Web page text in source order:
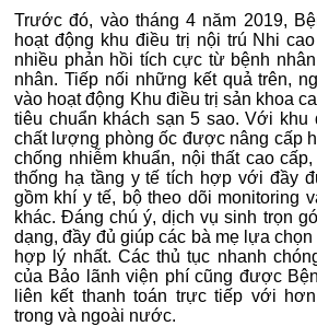
Trước đó, vào tháng 4 năm 2019,
hoạt động khu điều trị nội trú Nhi
nhiều phản hồi tích cực từ bệnh
nhân. Tiếp nối những kết quả trên,
vào hoạt động Khu điều trị sản khoa
tiêu chuẩn khách sạn 5 sao. Với khu
chất lượng phòng ốc được nâng cấp
chống nhiễm khuẩn, nội thất cao
thống hạ tầng y tế tích hợp với đầy
gồm khí y tế, bộ theo dõi monitoring
khác. Đáng chú ý, dịch vụ sinh trọn
dạng, đầy đủ giúp các bà mẹ lựa
hợp lý nhất. Các thủ tục nhanh
của Bảo lãnh viện phí cũng được
liên kết thanh toán trực tiếp với
trong và ngoài nước.